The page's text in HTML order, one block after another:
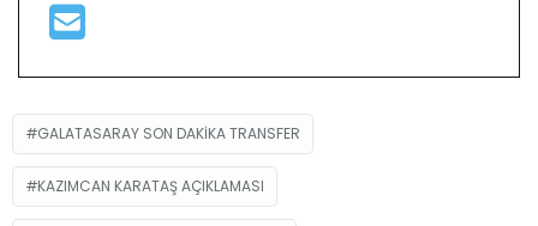
GALATASARAY SON DAKIKA TRANSFER
KAZIMCAN KARATAŞ AÇIKLAMASI